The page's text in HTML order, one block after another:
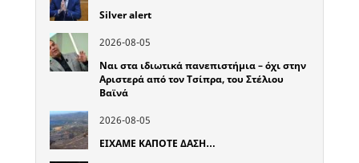
Silver alert
2026-08-05
Ναι στα ιδιωτικά πανεπιστήμια – όχι στην
Αριστερά από τον Τσίπρα, του Στέλιου
Βαϊνά
2026-08-05
ΕΙΧΑΜΕ ΚΑΠΟΤΕ ΔΑΣΗ…